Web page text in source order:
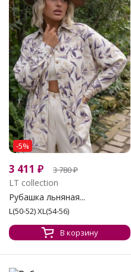
-5%
3 411 ₽ 3 780₽
LT collection
Рубашка льняная...
L(50-52) XL(54-56)
В корзину